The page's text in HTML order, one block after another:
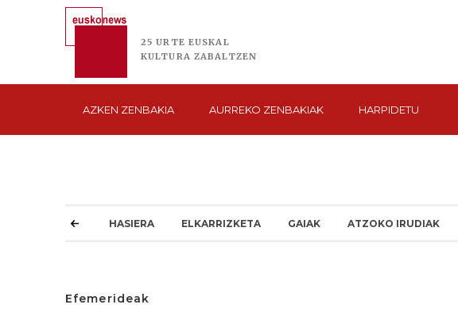
25 URTE EUSKAL
KULTURA ZABALTZEN
AZKEN ZENBAKIA AURREKO ZENBAKIAK HARPIDETU
HASIERA ELKARRIZKETA GAIAK ATZOKO IRUDIAK
Efemerideak